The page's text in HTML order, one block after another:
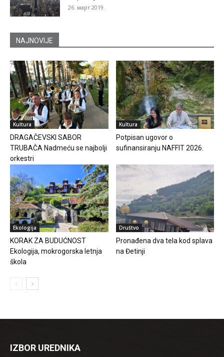
26. март 2019.
NAJNOVIJE
Kultura
DRAGAČEVSKI SABOR
TRUBAČA Nadmeću se najbolji
orkestri
Kultura
Potpisan ugovor o
sufinansiranju NAFFIT 2026.
Ekologija
KORAK ZA BUDUĆNOST
Ekologija, mokrogorska letnja
škola
Društvo
Pronađena dva tela kod splava
na Đetinji
IZBOR UREDNIKA